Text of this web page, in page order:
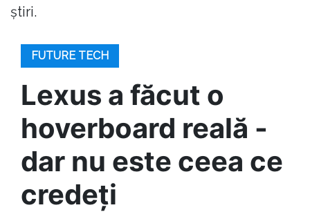
știri.
FUTURE TECH
Lexus a făcut o
hoverboard reală -
dar nu este ceea ce
credeți